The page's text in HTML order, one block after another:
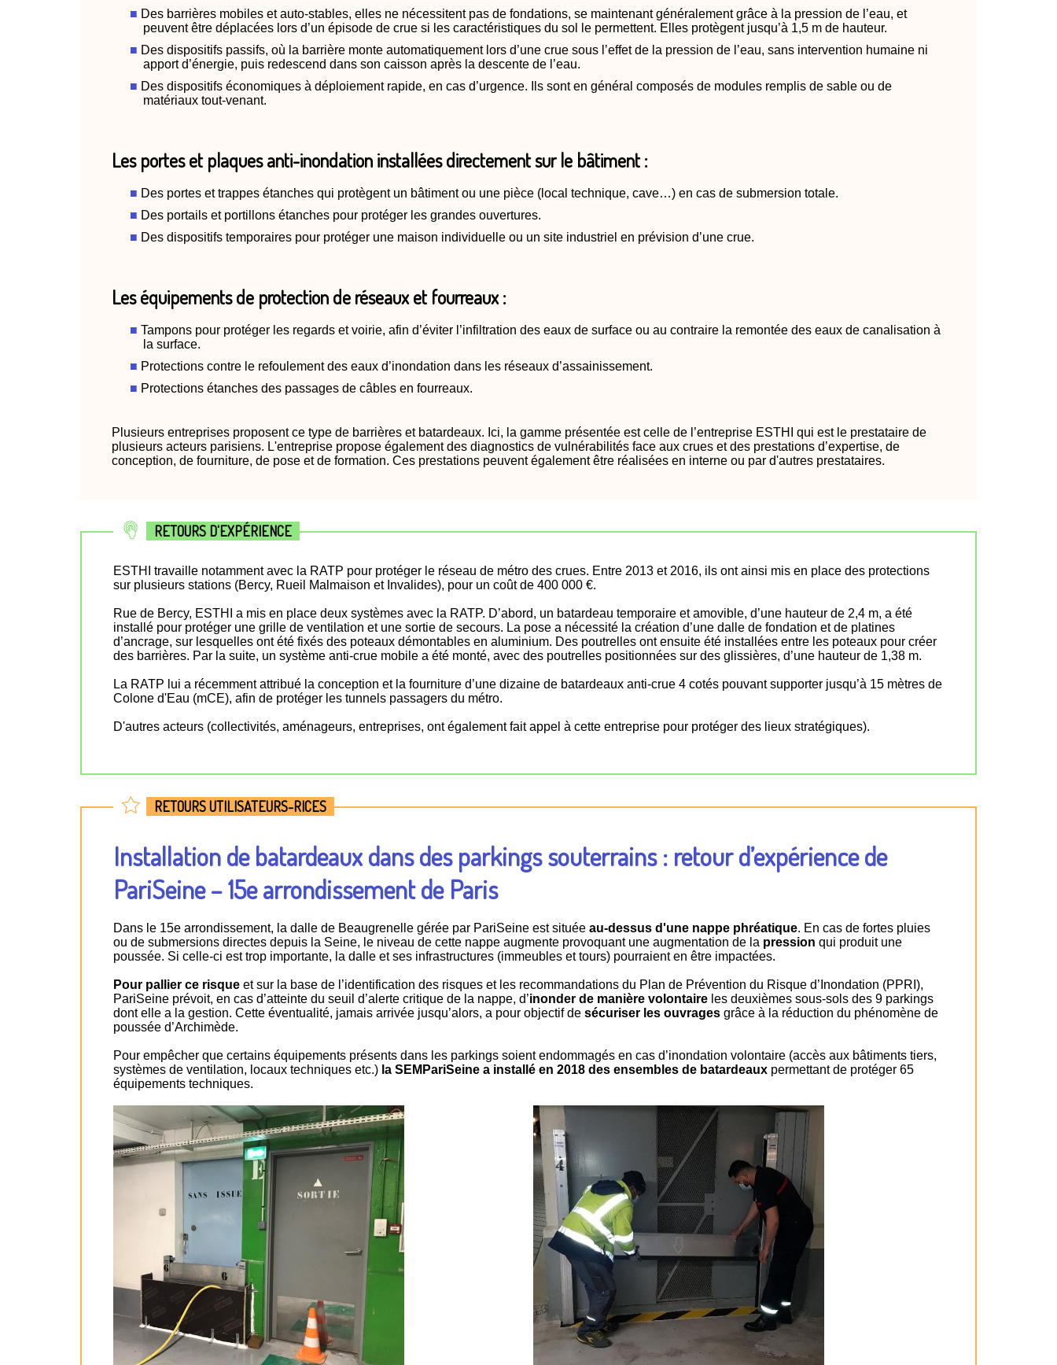
Des barrières mobiles et auto-stables, elles ne nécessitent pas de fondations, se maintenant généralement grâce à la pression de l’eau, et
peuvent être déplacées lors d’un épisode de crue si les caractéristiques du sol le permettent. Elles protègent jusqu’à 1,5 m de hauteur.
Des dispositifs passifs, où la barrière monte automatiquement lors d’une crue sous l’effet de la pression de l’eau, sans intervention humaine ni
apport d’énergie, puis redescend dans son caisson après la descente de l’eau.
Des dispositifs économiques à déploiement rapide, en cas d’urgence. Ils sont en général composés de modules remplis de sable ou de
matériaux tout-venant.
Les portes et plaques anti-inondation installées directement sur le bâtiment :
Des portes et trappes étanches qui protègent un bâtiment ou une pièce (local technique, cave…) en cas de submersion totale.
Des portails et portillons étanches pour protéger les grandes ouvertures.
Des dispositifs temporaires pour protéger une maison individuelle ou un site industriel en prévision d’une crue.
Les équipements de protection de réseaux et fourreaux :
Tampons pour protéger les regards et voirie, afin d’éviter l’infiltration des eaux de surface ou au contraire la remontée des eaux de canalisation à
la surface.
Protections contre le refoulement des eaux d’inondation dans les réseaux d’assainissement.
Protections étanches des passages de câbles en fourreaux.
Plusieurs entreprises proposent ce type de barrières et batardeaux. Ici, la gamme présentée est celle de l’entreprise ESTHI qui est le prestataire de
plusieurs acteurs parisiens. L'entreprise propose également des diagnostics de vulnérabilités face aux crues et des prestations d’expertise, de
conception, de fourniture, de pose et de formation. Ces prestations peuvent également être réalisées en interne ou par d'autres prestataires.
RETOURS D'EXPÉRIENCE
ESTHI travaille notamment avec la RATP pour protéger le réseau de métro des crues. Entre 2013 et 2016, ils ont ainsi mis en place des protections
sur plusieurs stations (Bercy, Rueil Malmaison et Invalides), pour un coût de 400 000 €.
Rue de Bercy, ESTHI a mis en place deux systèmes avec la RATP. D’abord, un batardeau temporaire et amovible, d’une hauteur de 2,4 m, a été
installé pour protéger une grille de ventilation et une sortie de secours. La pose a nécessité la création d’une dalle de fondation et de platines
d’ancrage, sur lesquelles ont été fixés des poteaux démontables en aluminium. Des poutrelles ont ensuite été installées entre les poteaux pour créer
des barrières. Par la suite, un système anti-crue mobile a été monté, avec des poutrelles positionnées sur des glissières, d’une hauteur de 1,38 m.
La RATP lui a récemment attribué la conception et la fourniture d’une dizaine de batardeaux anti-crue 4 cotés pouvant supporter jusqu’à 15 mètres de
Colone d'Eau (mCE), afin de protéger les tunnels passagers du métro.
D'autres acteurs (collectivités, aménageurs, entreprises, ont également fait appel à cette entreprise pour protéger des lieux stratégiques).
RETOURS UTILISATEURS-RICES
Installation de batardeaux dans des parkings souterrains : retour d’expérience de
PariSeine – 15e arrondissement de Paris
Dans le 15e arrondissement, la dalle de Beaugrenelle gérée par PariSeine est située au-dessus d'une nappe phréatique. En cas de fortes pluies
ou de submersions directes depuis la Seine, le niveau de cette nappe augmente provoquant une augmentation de la pression qui produit une
poussée. Si celle-ci est trop importante, la dalle et ses infrastructures (immeubles et tours) pourraient en être impactées.
Pour pallier ce risque et sur la base de l’identification des risques et les recommandations du Plan de Prévention du Risque d’Inondation (PPRI),
PariSeine prévoit, en cas d’atteinte du seuil d’alerte critique de la nappe, d’inonder de manière volontaire les deuxièmes sous-sols des 9 parkings
dont elle a la gestion. Cette éventualité, jamais arrivée jusqu’alors, a pour objectif de sécuriser les ouvrages grâce à la réduction du phénomène de
poussée d’Archimède.
Pour empêcher que certains équipements présents dans les parkings soient endommagés en cas d’inondation volontaire (accès aux bâtiments tiers,
systèmes de ventilation, locaux techniques etc.) la SEMPariSeine a installé en 2018 des ensembles de batardeaux permettant de protéger 65
équipements techniques.